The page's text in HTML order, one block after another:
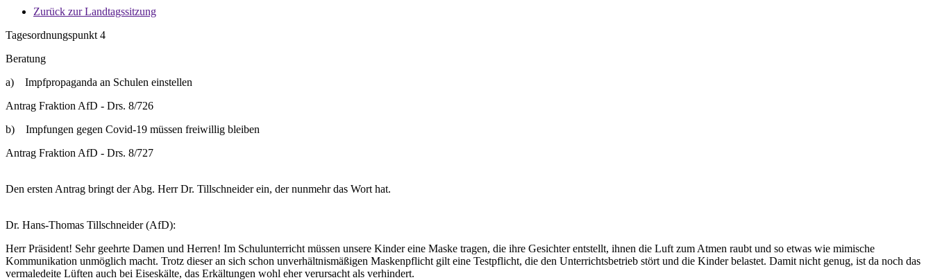
Zurück zur Landtagssitzung
Tagesordnungspunkt 4
Beratung
a) Impfpropaganda an Schulen einstellen
Antrag Fraktion AfD - Drs. 8/726
b) Impfungen gegen Covid-19 müssen freiwillig bleiben
Antrag Fraktion AfD - Drs. 8/727
Den ersten Antrag bringt der Abg. Herr Dr. Tillschneider ein, der nunmehr das Wort hat.
Dr. Hans-Thomas Tillschneider (AfD):
Herr Präsident! Sehr geehrte Damen und Herren! Im Schulunterricht müssen unsere Kinder eine Maske tragen, die ihre Gesichter entstellt, ihnen die Luft zum Atmen raubt und so etwas wie mimische
Kommunikation unmöglich macht. Trotz dieser an sich schon unverhältnismäßigen Maskenpflicht gilt eine Testpflicht, die den Unterrichtsbetrieb stört und die Kinder belastet. Damit nicht genug, ist da noch das
vermaledeite Lüften auch bei Eiseskälte, das Erkältungen wohl eher verursacht als verhindert.